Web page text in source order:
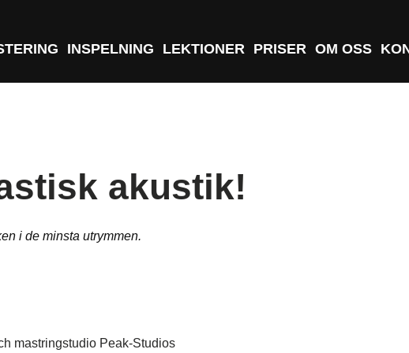
INSPELNING LEKTIONER PRISER OM OSS
akustik!
i de minsta utrymmen.